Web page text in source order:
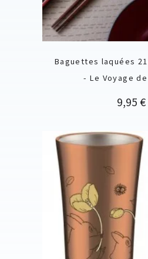
Baguettes laquées
- Le Voyage
Prix
9,95 €